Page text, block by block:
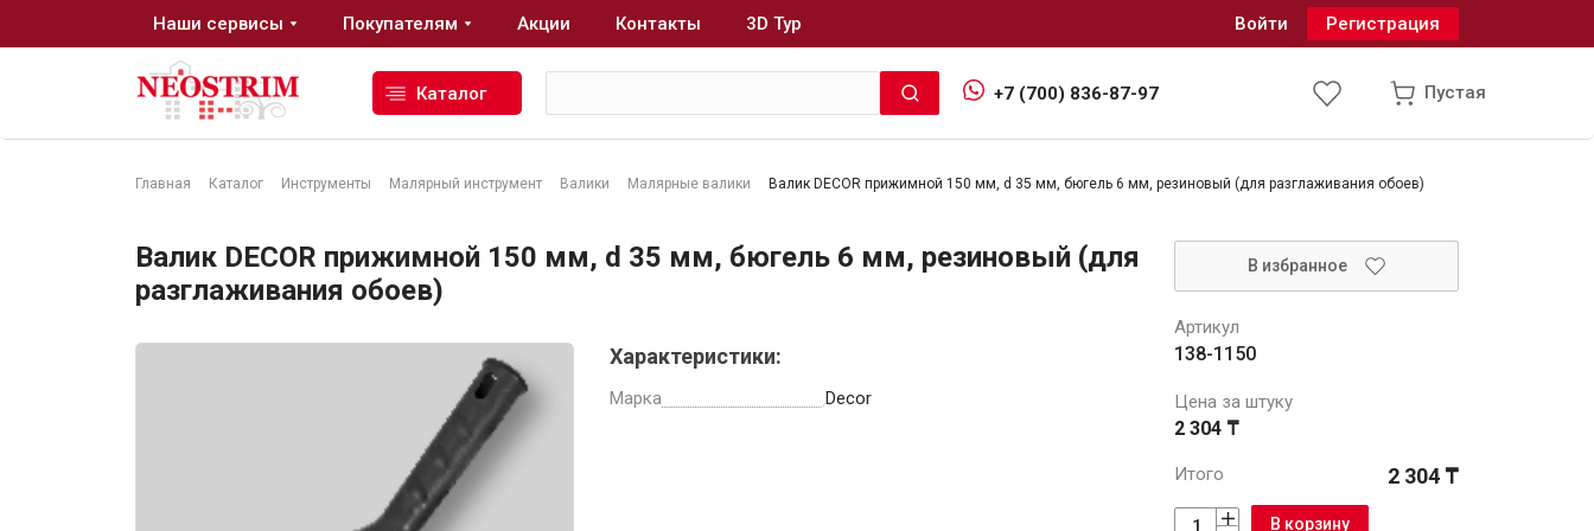
Главная Каталог Инструменты Малярный инструмент Валики Малярные валики Валик DECOR прижимной 150 мм, d 35 мм, бюгель 6 мм, резиновый (для разглаживания обоев)
Валик DECOR прижимной 150 мм, d 35 мм, бюгель 6 мм, резиновый (для
разглаживания обоев)
Характеристики:
Марка Decor
В избранное
Артикул
138-1150
Цена за штуку
2 304 ₸
Итого 2 304 ₸
В корзину
Наши сервисы Покупателям Акции Контакты 3D Тур Войти Регистрация
Каталог +7 (700) 836-87-97 Пустая
Сухие строительные смеси
Клеи, жидкие гвозди
Обои
Водоснабжение и водоотведение